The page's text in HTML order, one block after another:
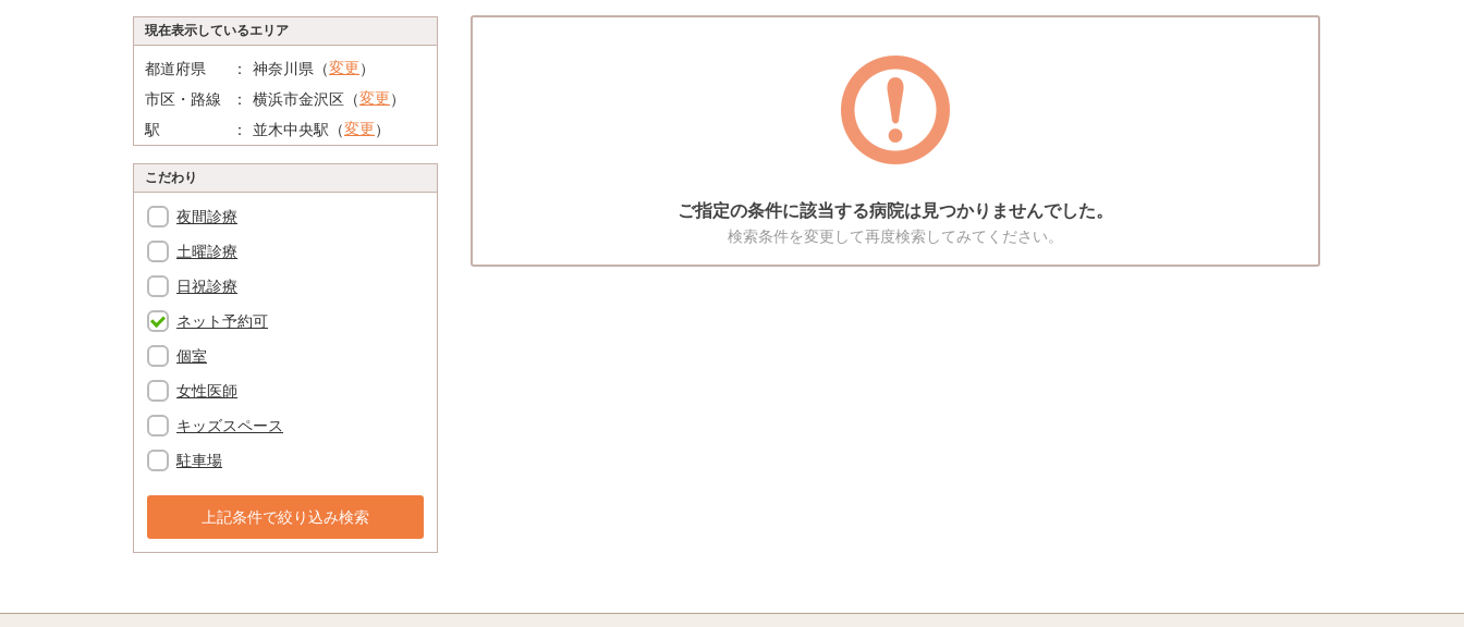
現在表示しているエリア
都道府県 神奈川県（変更）
市区・路線
横浜市金沢区（変更）
駅
並木中央駅（変更）
こだわり
夜間診療
土曜診療
日祝診療
ネット予約可
個室
女性医師
キッズスペース
駐車場
上記条件で絞り込み検索
ご指定の条件に該当する病院は見つかりませんでした。
検索条件を変更して再度検索してみてください。